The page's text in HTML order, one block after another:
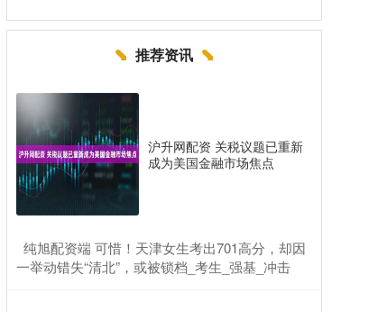
推荐资讯
沪升网配资 关税议题已重新
成为美国金融市场焦点
​纯旭配资端 可惜！天津女生考出701高分，却因
一举动错失“清北”，或被锁档_考生_强基_冲击